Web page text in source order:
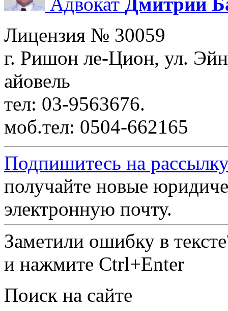
Лицензия № 30059
г. Ришон ле-Цион, ул.
айовель
тел: 03-9563676.
моб.тел: 0504-662165
Подпишитесь на
получайте новые
электронную почту.
Заметили ошибку в
и нажмите Ctrl+Enter
Поиск на сайте